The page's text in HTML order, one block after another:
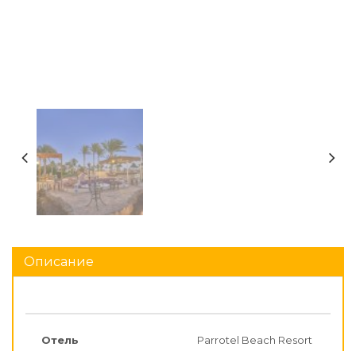
Описание
Отель
Parrotel Beach Resort